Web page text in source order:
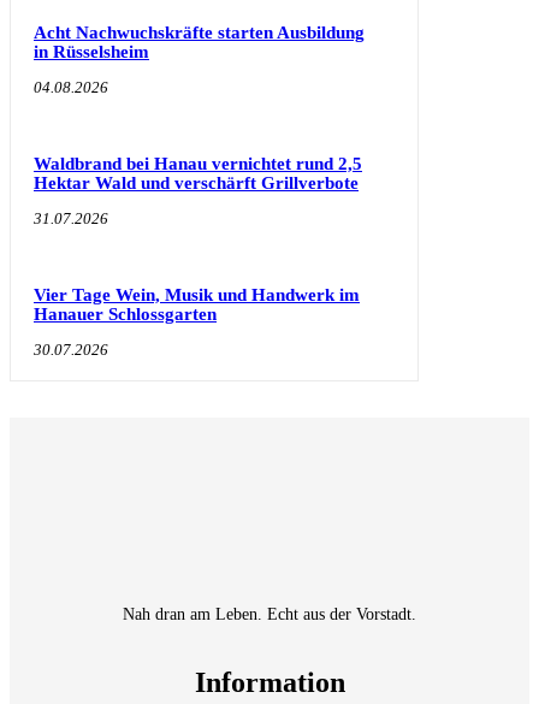
Acht Nachwuchskräfte starten Ausbildung
in Rüsselsheim
04.08.2026
Waldbrand bei Hanau vernichtet rund 2,5
Hektar Wald und verschärft Grillverbote
31.07.2026
Vier Tage Wein, Musik und Handwerk im
Hanauer Schlossgarten
30.07.2026
Nah dran am Leben. Echt aus der Vorstadt.
Information